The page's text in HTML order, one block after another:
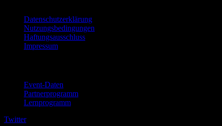
Datenschutzerklärung
Nutzungsbedingungen
Haftungsausschluss
Impressum
Event-Daten
Partnerprogramm
Lernprogramm
Twitter